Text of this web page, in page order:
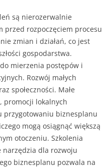
są nierozerwalnie
przed rozpoczęciem procesu
zmian i działań, co jest
gospodarstwa.
mierzenia postępów i
Rozwój małych
społeczności. Małe
promocji lokalnych
przygotowaniu biznesplanu
mogą osiągnąć większą
otoczeniu. Szkolenia
dla rozwoju
biznesplanu pozwala na